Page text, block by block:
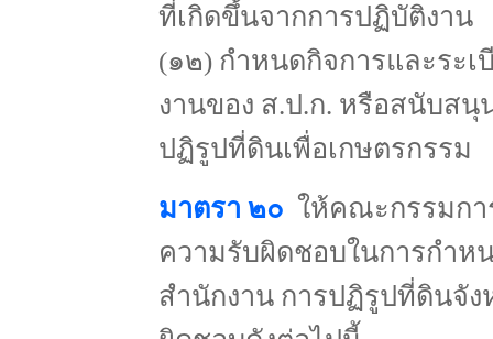
ที่เกิดขึ้นจากการปฏิบัติงาน
(๑๒) กำหนดกิจการและระเ
งานของ ส.ป.ก. หรือสนับสนุ
ปฏิรูปที่ดินเพื่อเกษตรกรรม
มาตรา ๒๐ ให้คณะกรรมก
ความรับผิดชอบในการกำห
สำนักงาน การปฏิรูปที่ดินจั